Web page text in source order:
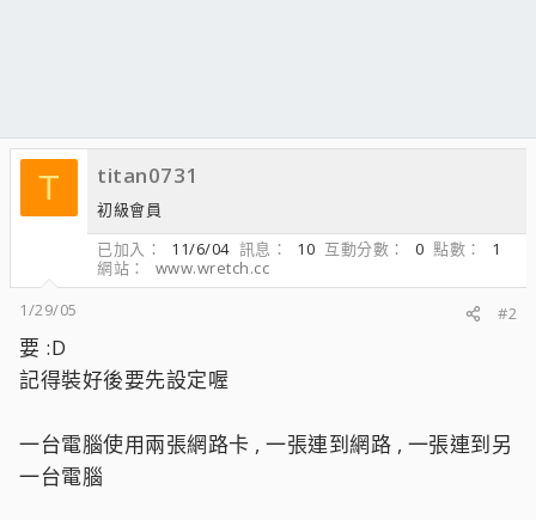
T titan0731
初級會員
已加入
11/6/04 訊息 10 互動分數 0 點數
1
網站
www.wretch.cc
1/29/05
#2
要 :D
記得裝好後要先設定喔
一台電腦使用兩張網路卡 , 一張連到網路 , 一張連到另
一台電腦